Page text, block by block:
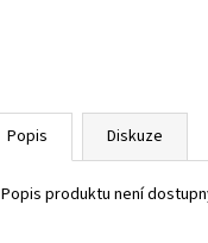
Popis Diskuze
Popis produktu není